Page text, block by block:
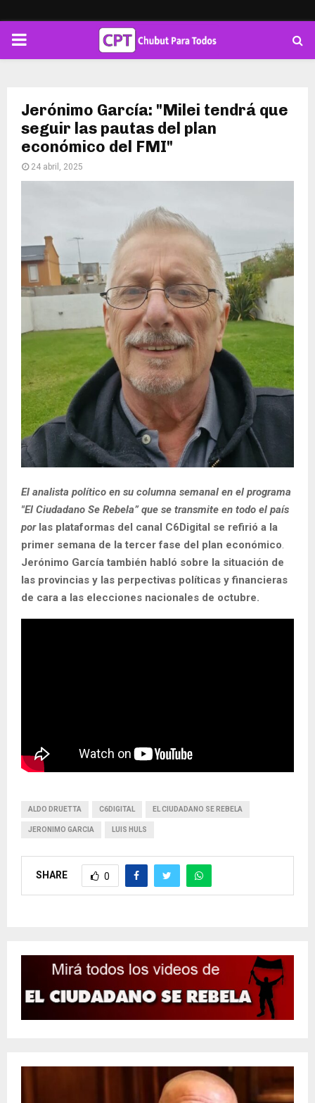
PRIMARY
Jerónimo García: "Milei tendrá que
seguir las pautas del plan
económico del FMI"
24 abril, 2025
El analista político en su columna semanal en el programa
"El Ciudadano Se Rebela” que se transmite en todo el país
por las plataformas del canal C6Digital se refirió a la
primer semana de la tercer fase del plan económico.
Jerónimo García también habló sobre la situación de
las provincias y las perpectivas políticas y financieras
de cara a las elecciones nacionales de octubre.
ALDO DRUETTA C6DIGITAL EL CIUDADANO SE REBELA
JERONIMO GARCIA LUIS HULS
SHARE 0